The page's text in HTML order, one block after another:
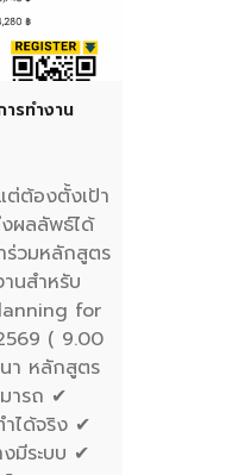
รทำงาน
ต่ต้องตั้งเป้า
ผลลัพธ์ได้
ร่วมหลักสูตร
นสำหรับ
for
( 9.00
า หลักสูตร
ารถ ✔
ได้จริง ✔
มีระบบ ✔